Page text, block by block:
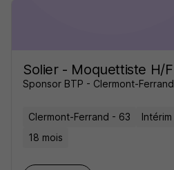
Solier - Moquettiste H/F
Sponsor BTP - Clermont-Ferrand
Clermont-Ferrand - 63 Intérim
18 mois